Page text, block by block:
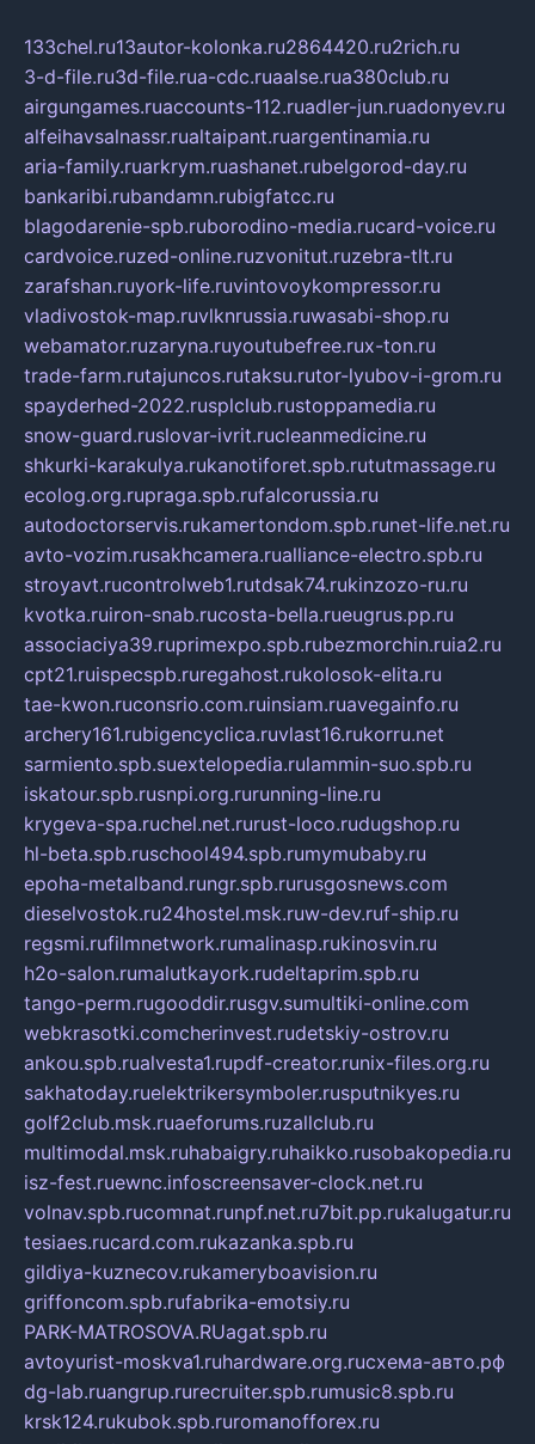
133chel.ru13autor-kolonka.ru2864420.ru2rich.ru
3-d-file.ru3d-file.rua-cdc.ruaalse.rua380club.ru
airgungames.ruaccounts-112.ruadler-jun.ruadonyev.ru
alfeihavsalnassr.rualtaipant.ruargentinamia.ru
aria-family.ruarkrym.ruashanet.rubelgorod-day.ru
bankaribi.rubandamn.rubigfatcc.ru
blagodarenie-spb.ruborodino-media.rucard-voice.ru
cardvoice.ruzed-online.ruzvonitut.ruzebra-tlt.ru
zarafshan.ruyork-life.ruvintovoykompressor.ru
vladivostok-map.ruvlknrussia.ruwasabi-shop.ru
webamator.ruzaryna.ruyoutubefree.rux-ton.ru
trade-farm.rutajuncos.rutaksu.rutor-lyubov-i-grom.ru
spayderhed-2022.rusplclub.rustoppamedia.ru
snow-guard.ruslovar-ivrit.rucleanmedicine.ru
shkurki-karakulya.rukanotiforet.spb.rututmassage.ru
ecolog.org.rupraga.spb.rufalcorussia.ru
autodoctorservis.rukamertondom.spb.runet-life.net.ru
avto-vozim.rusakhcamera.rualliance-electro.spb.ru
stroyavt.rucontrolweb1.rutdsak74.rukinzozo-ru.ru
kvotka.ruiron-snab.rucosta-bella.rueugrus.pp.ru
associaciya39.ruprimexpo.spb.rubezmorchin.ruia2.ru
cpt21.ruispecspb.ruregahost.rukolosok-elita.ru
tae-kwon.ruconsrio.com.ruinsiam.ruavegainfo.ru
archery161.rubigencyclica.ruvlast16.rukorru.net
sarmiento.spb.suextelopedia.rulammin-suo.spb.ru
iskatour.spb.rusnpi.org.rurunning-line.ru
krygeva-spa.ruchel.net.rurust-loco.rudugshop.ru
hl-beta.spb.ruschool494.spb.rumymubaby.ru
epoha-metalband.rungr.spb.rurusgosnews.com
dieselvostok.ru24hostel.msk.ruw-dev.ruf-ship.ru
regsmi.rufilmnetwork.rumalinasp.rukinosvin.ru
h2o-salon.rumalutkayork.rudeltaprim.spb.ru
tango-perm.rugooddir.rusgv.sumultiki-online.com
webkrasotki.comcherinvest.rudetskiy-ostrov.ru
ankou.spb.rualvesta1.rupdf-creator.runix-files.org.ru
sakhatoday.ruelektrikersymboler.rusputnikyes.ru
golf2club.msk.ruaeforums.ruzallclub.ru
multimodal.msk.ruhabaigry.ruhaikko.rusobakopedia.ru
isz-fest.ruewnc.infoscreensaver-clock.net.ru
volnav.spb.rucomnat.runpf.net.ru7bit.pp.rukalugatur.ru
tesiaes.rucard.com.rukazanka.spb.ru
gildiya-kuznecov.rukameryboavision.ru
griffoncom.spb.rufabrika-emotsiy.ru
PARK-MATROSOVA.RUagat.spb.ru
avtoyurist-moskva1.ruhardware.org.ruсхема-авто.рф
dg-lab.ruangrup.rurecruiter.spb.rumusic8.spb.ru
krsk124.rukubok.spb.ruromanofforex.ru